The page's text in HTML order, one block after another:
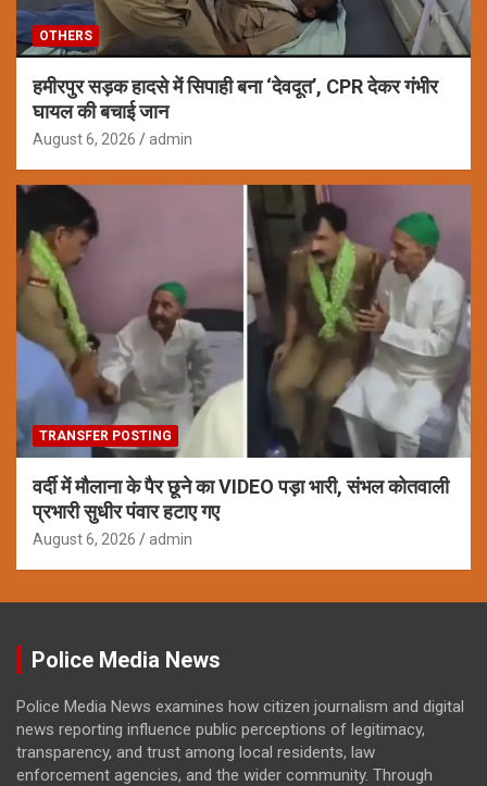
OTHERS
हमीरपुर सड़क हादसे में सिपाही बना ‘देवदूत’, CPR देकर गंभीर
घायल की बचाई जान
August 6, 2026 admin
TRANSFER POSTING
वर्दी में मौलाना के पैर छूने का VIDEO पड़ा भारी, संभल कोतवाली
प्रभारी सुधीर पंवार हटाए गए
August 6, 2026 admin
Police Media News
Police Media News examines how citizen journalism and digital
news reporting influence public perceptions of legitimacy,
transparency, and trust among local residents, law
enforcement agencies, and the wider community. Through